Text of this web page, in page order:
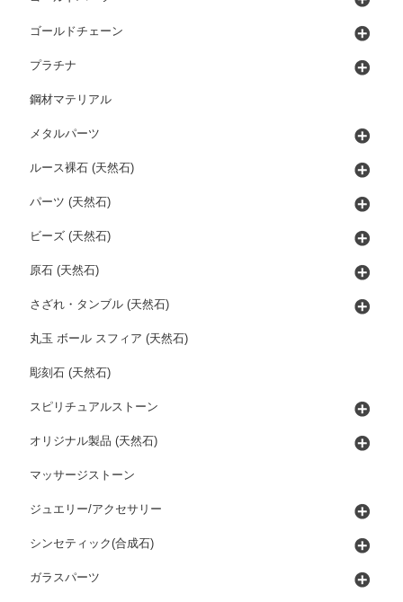
ゴールドチェーン
プラチナ
鋼材マテリアル
メタルパーツ
ルース裸石 (天然石)
パーツ (天然石)
ビーズ (天然石)
原石 (天然石)
さざれ・タンブル (天然石)
丸玉 ボール スフィア (天然石)
彫刻石 (天然石)
スピリチュアルストーン
オリジナル製品 (天然石)
マッサージストーン
ジュエリー/アクセサリー
シンセティック(合成石)
ガラスパーツ